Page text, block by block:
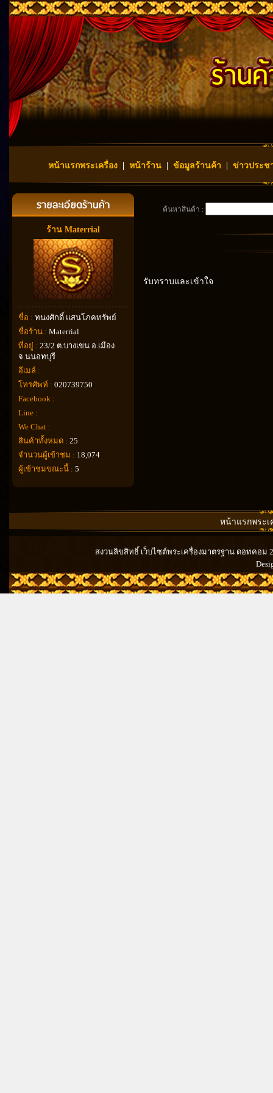
หน้าแรกพระเครื่อง หน้าร้าน ข้อมูลร้านค้า ข่าวประช
ร้าน Materrial
ชื่อ : ทนงศักดิ์ แสนโภคทรัพย์
ชื่อร้าน : Materrial
ที่อยู่ : 23/2 ต.บางเขน อ.เมือง
จ.นนอทบุรี
อีเมล์ :
โทรศัพท์ : 020739750
Facebook :
Line :
We Chat :
สินค้าทั้งหมด : 25
จำนวนผู้เข้าชม : 18,074
ผู้เข้าชมขณะนี้ : 5
ค้นหาสินค้า :
รับทราบและเข้าใจ
หน้าแรกพระเ
สงวนลิขสิทธิ์ เว็บไซต์พระเครื่องมาตรฐาน ดอทคอม